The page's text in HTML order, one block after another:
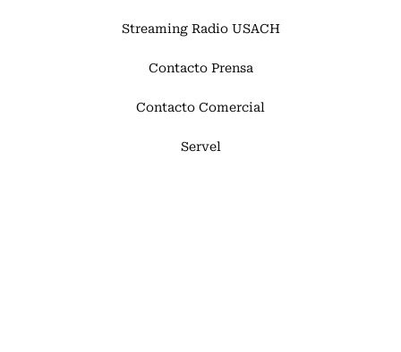
Streaming Radio USACH
Contacto Prensa
Contacto Comercial
Servel